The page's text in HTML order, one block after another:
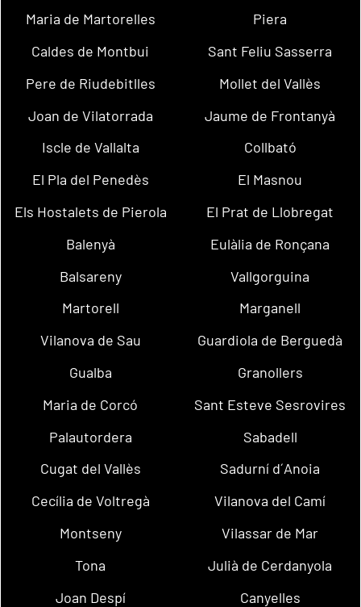
Maria de Martorelles
Piera
Caldes de Montbui
Sant Feliu Sasserra
Pere de Riudebitlles
Mollet del Vallès
Joan de Vilatorrada
Jaume de Frontanyà
Iscle de Vallalta
Collbató
El Pla del Penedès
El Masnou
Els Hostalets de Pierola
El Prat de Llobregat
Balenyà
Eulàlia de Ronçana
Balsareny
Vallgorguina
Martorell
Marganell
Vilanova de Sau
Guardiola de Berguedà
Gualba
Granollers
Maria de Corcó
Sant Esteve Sesrovires
Palautordera
Sabadell
Cugat del Vallès
Sadurní d´Anoia
Cecília de Voltregà
Vilanova del Camí
Montseny
Vilassar de Mar
Tona
Julià de Cerdanyola
Joan Despí
Canyelles